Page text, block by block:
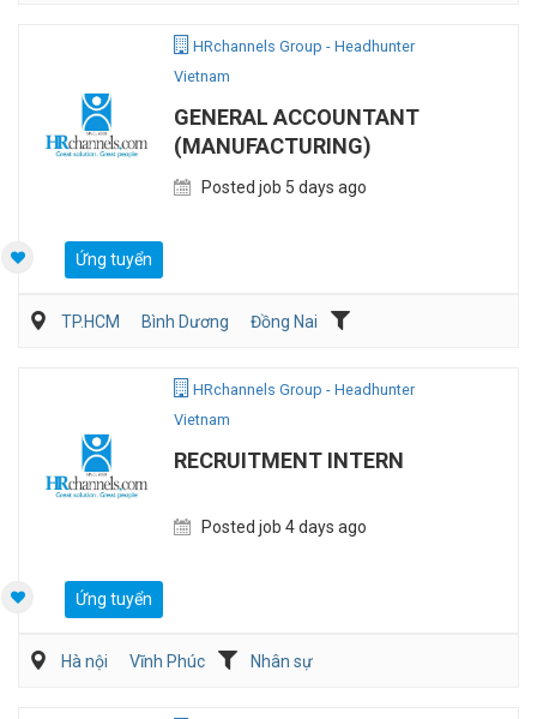
HRchannels Group - Headhunter
Vietnam
GENERAL ACCOUNTANT
(MANUFACTURING)
Posted job 5 days ago
Ứng tuyển
TP.HCM Bình Dương
Đồng Nai
HRchannels Group - Headhunter
Vietnam
RECRUITMENT INTERN
Posted job 4 days ago
Ứng tuyển
Hà nội Vĩnh Phúc Nhân sự